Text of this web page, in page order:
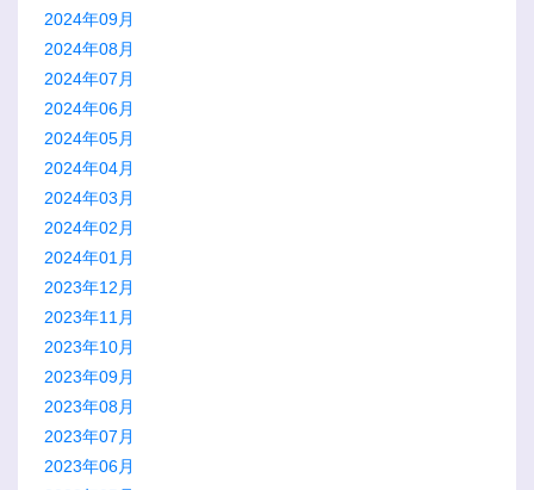
2024年09月
2024年08月
2024年07月
2024年06月
2024年05月
2024年04月
2024年03月
2024年02月
2024年01月
2023年12月
2023年11月
2023年10月
2023年09月
2023年08月
2023年07月
2023年06月